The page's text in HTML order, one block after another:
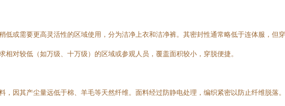
低或需要更高灵活性的区域使用，分为洁净上衣和洁净裤。其密封性通常略低于连体服，但穿
相对较低（如万级、十万级）的区域或参观人员，覆盖面积较小，穿脱便捷。
，因其产尘量远低于棉、羊毛等天然纤维。面料经过防静电处理，编织紧密以防止纤维脱落。